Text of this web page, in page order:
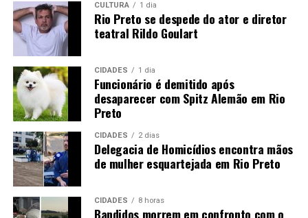
CULTURA 1 dia
Rio Preto se despede do ator e diretor
teatral Rildo Goulart
CIDADES 1 dia
Funcionário é demitido após
desaparecer com Spitz Alemão em Rio
Preto
CIDADES 2 dias
Delegacia de Homicídios encontra mãos
de mulher esquartejada em Rio Preto
CIDADES 8 horas
Bandidos morrem em confronto com o